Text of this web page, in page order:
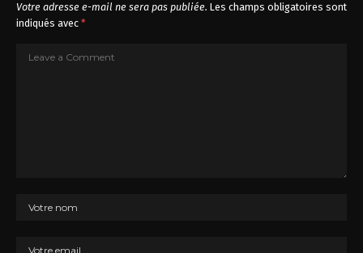
Votre adresse e-mail ne sera pas publiée. Les champs obligatoires sont
indiqués avec *